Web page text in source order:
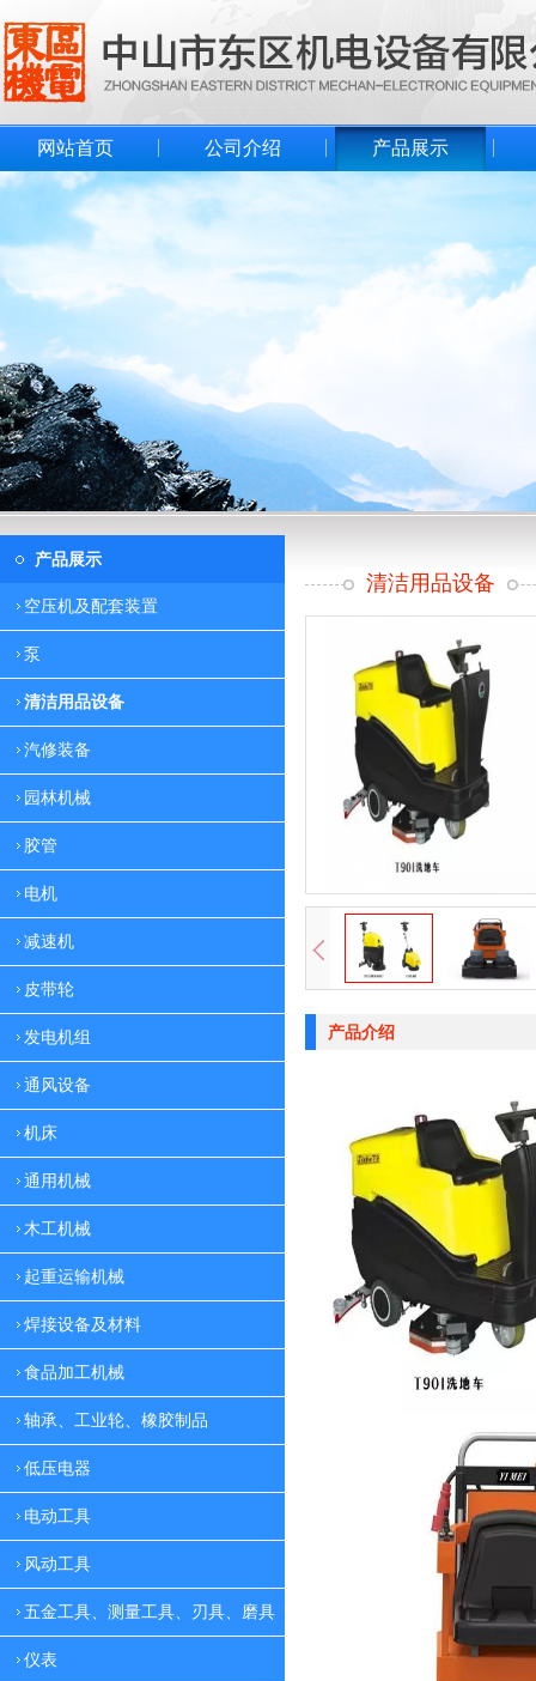
网站首页 公司介绍 产品展示
产品展示
空压机及配套装置
泵
清洁用品设备
汽修装备
园林机械
胶管
电机
减速机
皮带轮
发电机组
通风设备
机床
通用机械
木工机械
起重运输机械
焊接设备及材料
食品加工机械
轴承、工业轮、橡胶制品
低压电器
电动工具
风动工具
五金工具、测量工具、刃具、磨具
仪表
清洁用品设备
产品介绍